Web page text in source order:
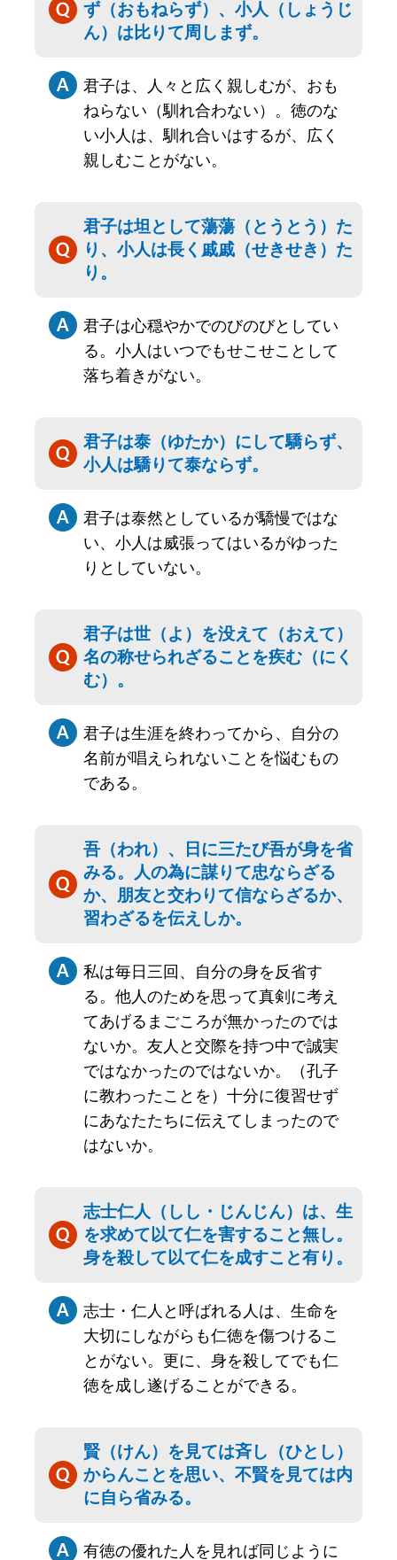
ず（おもねらず）、小人（しょうじ
ん）は比りて周しまず。
君子は、人々と広く親しむが、おも
ねらない（馴れ合わない）。徳のな
い小人は、馴れ合いはするが、広く
親しむことがない。
君子は坦として蕩蕩（とうとう）た
り、小人は長く戚戚（せきせき）た
り。
君子は心穏やかでのびのびとしてい
る。小人はいつでもせこせことして
落ち着きがない。
君子は泰（ゆたか）にして驕らず、
小人は驕りて泰ならず。
君子は泰然としているが驕慢ではな
い、小人は威張ってはいるがゆった
りとしていない。
君子は世（よ）を没えて（おえて）
名の称せられざることを疾む（にく
む）。
君子は生涯を終わってから、自分の
名前が唱えられないことを悩むもの
である。
吾（われ）、日に三たび吾が身を省
みる。人の為に謀りて忠ならざる
か、朋友と交わりて信ならざるか、
習わざるを伝えしか。
私は毎日三回、自分の身を反省す
る。他人のためを思って真剣に考え
てあげるまごころが無かったのでは
ないか。友人と交際を持つ中で誠実
ではなかったのではないか。（孔子
に教わったことを）十分に復習せず
にあなたたちに伝えてしまったので
はないか。
志士仁人（しし・じんじん）は、生
を求めて以て仁を害すること無し。
身を殺して以て仁を成すこと有り。
志士・仁人と呼ばれる人は、生命を
大切にしながらも仁徳を傷つけるこ
とがない。更に、身を殺してでも仁
徳を成し遂げることができる。
賢（けん）を見ては斉し（ひとし）
からんことを思い、不賢を見ては内
に自ら省みる。
有徳の優れた人を見れば同じように